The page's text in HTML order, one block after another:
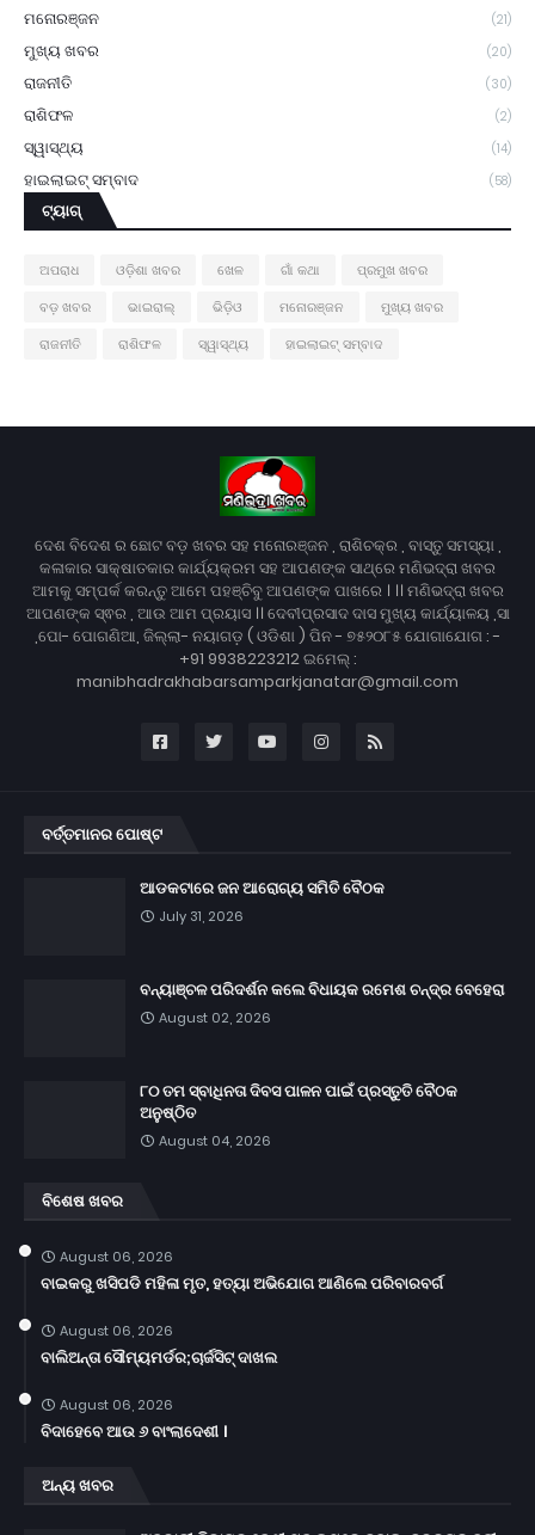
ମନୋରଞ୍ଜନ (21)
ମୁଖ୍ୟ ଖବର (20)
ରାଜନୀତି (30)
ରାଶିଫଳ (2)
ସ୍ୱାସ୍ଥ୍ୟ (14)
ହାଇଲାଇଟ୍ ସମ୍ବାଦ (58)
ଟ୍ୟାଗ୍
ଅପରାଧ ଓଡ଼ିଶା ଖବର ଖେଳ ଗାଁ କଥା
ପ୍ରମୁଖ ଖବର
ବଡ଼ ଖବର
ଭାଇରାଲ୍ ଭିଡ଼ିଓ ମନୋରଞ୍ଜନ
ମୁଖ୍ୟ ଖବର
ରାଜନୀତି
ରାଶିଫଳ ସ୍ୱାସ୍ଥ୍ୟ ହାଇଲାଇଟ୍ ସମ୍ବାଦ
ଦେଶ ବିଦେଶ ର ଛୋଟ ବଡ଼ ଖବର ସହ ମନୋରଞ୍ଜନ , ରାଶିଚକ୍ର , ବାସ୍ତୁ ସମସ୍ୟା ,
କଳାକାର ସାକ୍ଷାତକାର କାର୍ଯ୍ୟକ୍ରମ ସହ ଆପଣଙ୍କ ସାଥ୍‌ରେ ମଣିଭଦ୍ରା ଖବର
ଆମକୁ ସମ୍ପର୍କ କରନ୍ତୁ ଆମେ ପହଞ୍ଚିବୁ ଆପଣଙ୍କ ପାଖରେ । ।। ମଣିଭଦ୍ରା ଖବର
ଆପଣଙ୍କ ସ୍ଵର , ଆଉ ଆମ ପ୍ରୟାସ ।। ଦେବୀପ୍ରସାଦ ଦାସ ମୁଖ୍ୟ କାର୍ଯ୍ୟାଳୟ ,ସା
,ପୋ- ପୋଗଣିଆ, ଜିଲ୍ଲା- ନୟାଗଡ଼ ( ଓଡିଶା ) ପିନ - ୭୫୨୦୮୫ ଯୋଗାଯୋଗ : -
+91 9938223212 ଇମେଲ୍ :
manibhadrakhabarsamparkjanatar@gmail.com
ବର୍ତ୍ତମାନର ପୋଷ୍ଟ
ଆଡକଟାରେ ଜନ ଆରୋଗ୍ୟ ସମିତି ବୈଠକ
July 31, 2026
ବନ୍ୟାଞ୍ଚଳ ପରିଦର୍ଶନ କଲେ ବିଧାୟକ ରମେଶ ଚନ୍ଦ୍ର ବେହେରା
August 02, 2026
୮୦ ତମ ସ୍ବାଧିନତା ଦିବସ ପାଳନ ପାଇଁ ପ୍ରସ୍ତୁତି ବୈଠକ
ଅନୁଷ୍ଠିତ
August 04, 2026
ବିଶେଷ ଖବର
August 06, 2026
ବାଇକରୁ ଖସିପଡି ମହିଳା ମୃତ, ହତ୍ୟା ଅଭିଯୋଗ ଆଣିଲେ ପରିବାରବର୍ଗ
August 06, 2026
ବାଲିଅନ୍ତା ସୌମ୍ୟମର୍ଡର;ଚାର୍ଜସିଟ୍ ଦାଖଲ
August 06, 2026
ବିଦାହେବେ ଆଉ ୬ ବାଂଲାଦେଶୀ ।
ଅନ୍ୟ ଖବର